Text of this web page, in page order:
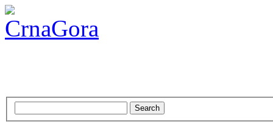
Search